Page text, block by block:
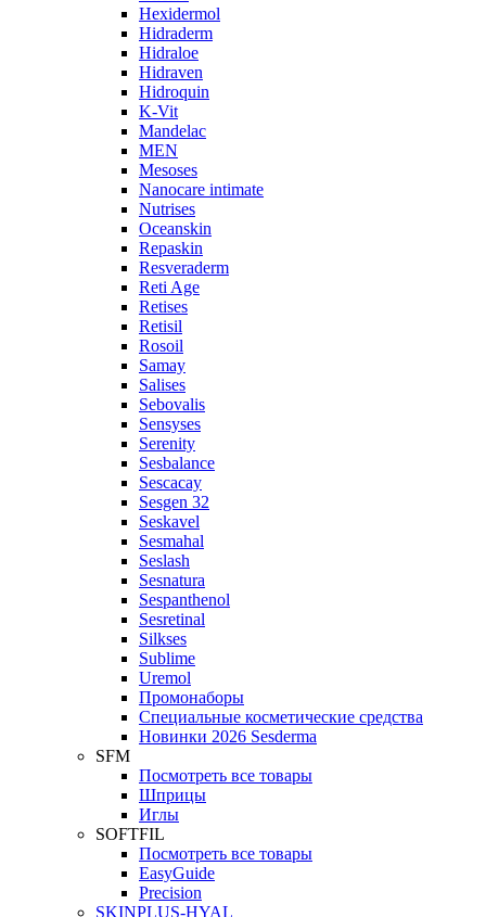
Hexidermol
Hidraderm
Hidraloe
Hidraven
Hidroquin
K-Vit
Mandelac
MEN
Mesoses
Nanocare intimate
Nutrises
Oceanskin
Repaskin
Resveraderm
Reti Age
Retises
Retisil
Rosoil
Samay
Salises
Sebovalis
Sensyses
Serenity
Sesbalance
Sescacay
Sesgen 32
Seskavel
Sesmahal
Seslash
Sesnatura
Sespanthenol
Sesretinal
Silkses
Sublime
Uremol
Промонаборы
Специальные косметические средства
Новинки 2026 Sesderma
SFM
Посмотреть все товары
Шприцы
Иглы
SOFTFIL
Посмотреть все товары
EasyGuide
Precision
SKINPLUS-HYAL